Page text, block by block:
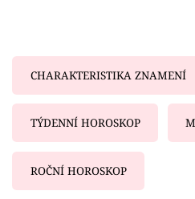
Sledujte nás
CHARAKTERISTIKA ZNAMENÍ
TÝDENNÍ HOROSKOP
ROČNÍ HOROSKOP